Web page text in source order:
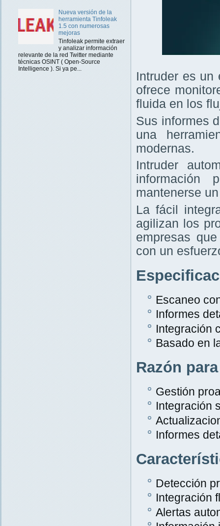
Nueva versión de la
herramienta Tinfoleak
1.5 con numerosas
mejoras
Tinfoleak permite extraer
y analizar información
relevante de la red Twitter mediante
técnicas OSINT ( Open-Source
Intelligence ). Si ya pe...
Intruder es un
ofrece
fluida en los
Sus informes
una
modernas.
Intruder
información
mantenerse
La fácil
agilizan los
empresas
con un
Escaneo
Informes
Integración
Basado en
Razón
Gestión
Integración
Informes
Detección
Integración
Alertas